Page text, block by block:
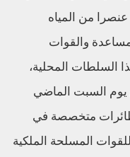
المناخية الغابوية أنه لا يزال نحو 520 عنصرا من المياه
والقوات
السلطات المحلية،
يوم السبت الماضي
طائرات متخصصة في
للقوات المسلحة الملكية